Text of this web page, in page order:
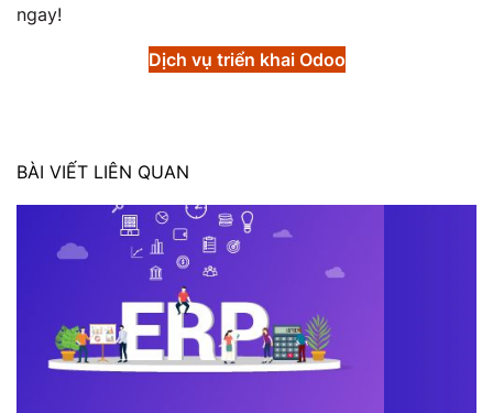
ngay!
Dịch vụ triển khai Odoo
BÀI VIẾT LIÊN QUAN